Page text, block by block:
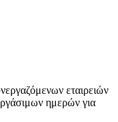
εταιρειών
ημερών για